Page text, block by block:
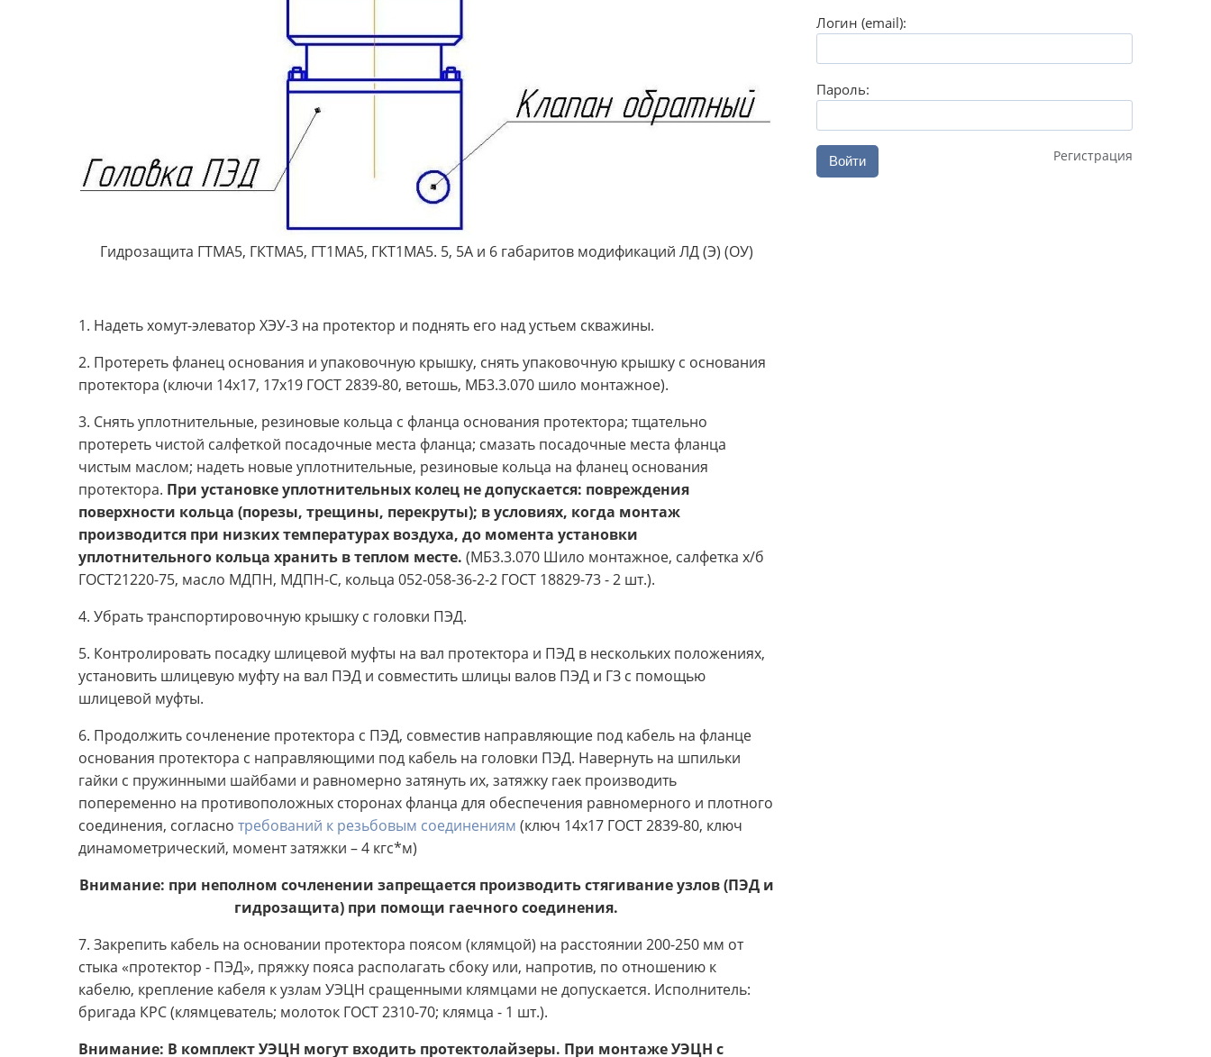
Гидрозащита ГТМА5, ГКТМА5, ГТ1МА5, ГКТ1МА5. 5, 5А и 6 габаритов модификаций ЛД (Э) (ОУ)
1. Надеть хомут-элеватор ХЭУ-3 на протектор и поднять его над устьем скважины.
2. Протереть фланец основания и упаковочную крышку, снять упаковочную крышку с основания
протектора (ключи 14х17, 17х19 ГОСТ 2839-80, ветошь, МБ3.3.070 шило монтажное).
3. Снять уплотнительные, резиновые кольца с фланца основания протектора; тщательно
протереть чистой салфеткой посадочные места фланца; смазать посадочные места фланца
чистым маслом; надеть новые уплотнительные, резиновые кольца на фланец основания
протектора. При установке уплотнительных колец не допускается: повреждения
поверхности кольца (порезы, трещины, перекруты); в условиях, когда монтаж
производится при низких температурах воздуха, до момента установки
уплотнительного кольца хранить в теплом месте. (МБ3.3.070 Шило монтажное, салфетка х/б
ГОСТ21220-75, масло МДПН, МДПН-С, кольца 052-058-36-2-2 ГОСТ 18829-73 - 2 шт.).
4. Убрать транспортировочную крышку с головки ПЭД.
5. Контролировать посадку шлицевой муфты на вал протектора и ПЭД в нескольких положениях,
установить шлицевую муфту на вал ПЭД и совместить шлицы валов ПЭД и ГЗ с помощью
шлицевой муфты.
6. Продолжить сочленение протектора с ПЭД, совместив направляющие под кабель на фланце
основания протектора с направляющими под кабель на головки ПЭД. Навернуть на шпильки
гайки с пружинными шайбами и равномерно затянуть их, затяжку гаек производить
попеременно на противоположных сторонах фланца для обеспечения равномерного и плотного
соединения, согласно требований к резьбовым соединениям (ключ 14х17 ГОСТ 2839-80, ключ
динамометрический, момент затяжки – 4 кгс*м)
Внимание: при неполном сочленении запрещается производить стягивание узлов (ПЭД и
гидрозащита) при помощи гаечного соединения.
7. Закрепить кабель на основании протектора поясом (клямцой) на расстоянии 200-250 мм от
стыка «протектор - ПЭД», пряжку пояса располагать сбоку или, напротив, по отношению к
кабелю, крепление кабеля к узлам УЭЦН сращенными клямцами не допускается. Исполнитель:
бригада КРС (клямцеватель; молоток ГОСТ 2310-70; клямца - 1 шт.).
Внимание: В комплект УЭЦН могут входить протектолайзеры. При монтаже УЭЦН с
Логин (email):
Пароль:
Войти Регистрация